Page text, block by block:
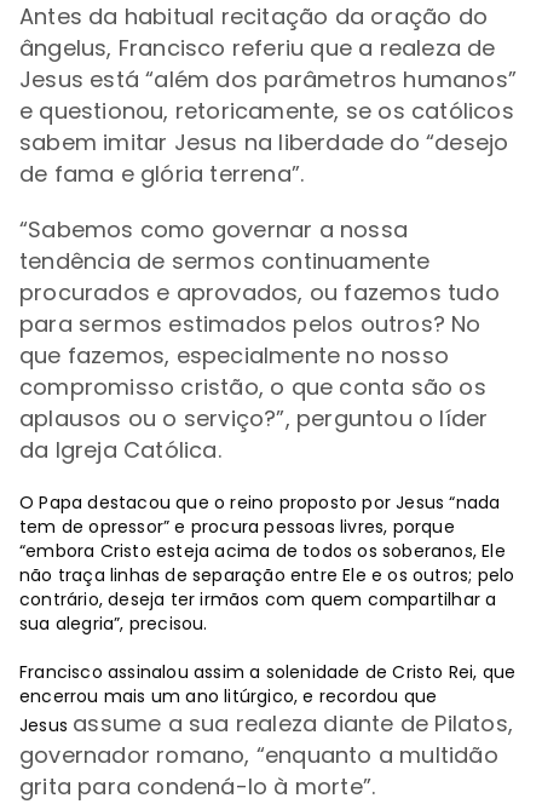
Antes da habitual recitação da oração do
ângelus, Francisco referiu que a realeza de
Jesus está“além dos parâmetros humanos”
e questionou, retoricamente, se os católicos
sabem imitar Jesus na liberdade do“desejo
de fama e glória terrena”.
“Sabemos como governar a nossa
tendência de sermos continuamente
procurados e aprovados, ou fazemos tudo
para sermos estimados pelos outros? No
que fazemos, especialmente no nosso
compromisso cristão, o que conta são os
aplausos ou o serviço?”, perguntou o líder
da Igreja Católica.
O Papa destacou que o reino proposto por Jesus “nada
tem de opressor” e procura pessoas livres, porque
“embora Cristo esteja acima de todos os soberanos, Ele
não traça linhas de separação entre Ele e os outros; pelo
contrário, deseja ter irmãos com quem compartilhar a
sua alegria”, precisou.
Francisco assinalou assim a solenidade de Cristo Rei, que
encerrou mais um ano litúrgico, e recordou que
Jesus assume a sua realeza diante de Pilatos,
governador romano, “enquanto a multidão
grita para condená-lo à morte”.